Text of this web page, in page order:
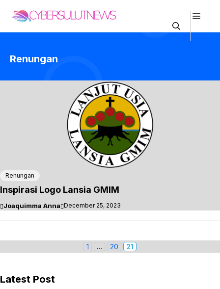
content
Renungan
Renungan
Inspirasi Logo Lansia GMIM
Joaquimma Anna December 25, 2023
P1 …
P
20
P
21
Latest Post